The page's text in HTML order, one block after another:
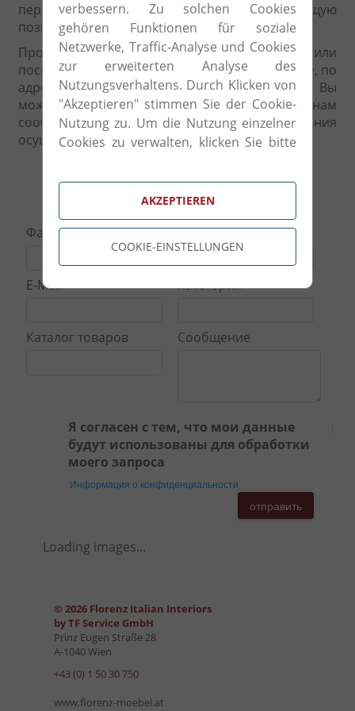
перламутр. Компания занимает лидирующую
позицию в своем секторе.
Продукцию Natalini Вы можете заказать или
посмотреть из наличия у нас в шоуруме в Вене, по
адресу: Prinz Eugen Strasse 28, 1040 Wien. Вы
можете также связаться с нами, отправив нам
сообщение на нашем сайте. Наша компания
осуществляет доставку по всему миру!
бланк запроса
Фамилия Телефон
E-Mail Категория
Каталог товаров Сообщение
Я согласен с тем, что мои данные
будут использованы для обработки
моего запроса
Информация о конфиденциальности
отправить
Loading images...
© 2026 Florenz Italian Interiors
by TF Service GmbH
Prinz Eugen Straße 28
A-1040 Wien
+43 (0) 1 50 30 750
www.florenz-moebel.at
verbessern. Zu solchen Cookies
gehören Funktionen für soziale
Netzwerke, Traffic-Analyse und Cookies
zur erweiterten Analyse des
Nutzungsverhaltens. Durch Klicken von
"Akzeptieren" stimmen Sie der Cookie-
Nutzung zu. Um die Nutzung einzelner
Cookies zu verwalten, klicken Sie bitte
AKZEPTIEREN
COOKIE-EINSTELLUNGEN